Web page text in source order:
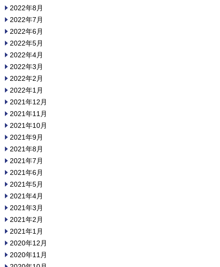
2022年8月
2022年7月
2022年6月
2022年5月
2022年4月
2022年3月
2022年2月
2022年1月
2021年12月
2021年11月
2021年10月
2021年9月
2021年8月
2021年7月
2021年6月
2021年5月
2021年4月
2021年3月
2021年2月
2021年1月
2020年12月
2020年11月